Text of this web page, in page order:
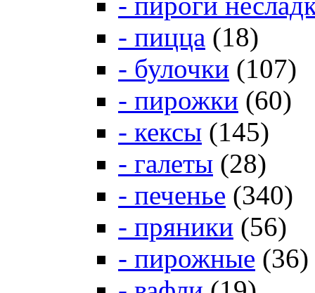
- пицца (18)
- булочки (107)
- пирожки (60)
- кексы (145)
- галеты (28)
- печенье (340)
- пряники (56)
- пирожные (36)